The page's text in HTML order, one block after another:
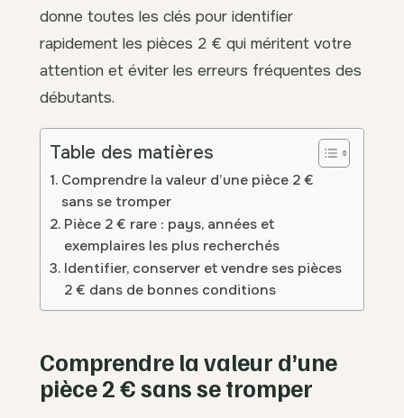
donne toutes les clés pour identifier
rapidement les pièces 2 € qui méritent votre
attention et éviter les erreurs fréquentes des
débutants.
Table des matières
Comprendre la valeur d’une pièce 2 €
sans se tromper
Pièce 2 € rare : pays, années et
exemplaires les plus recherchés
Identifier, conserver et vendre ses pièces
2 € dans de bonnes conditions
Comprendre la valeur d’une
pièce 2 € sans se tromper